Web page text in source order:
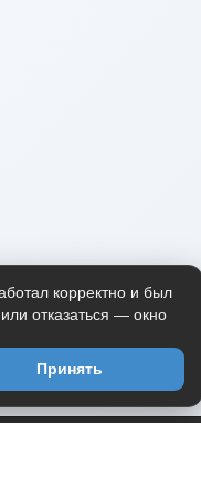
корректно и был
отказаться — окно
Принять